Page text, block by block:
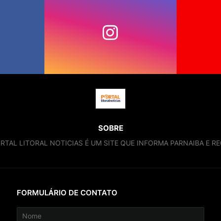
SOBRE
LITORAL NOTICIAS É UM SITE QUE INFORMA PARNAIBA E
FORMULÁRIO DE CONTATO